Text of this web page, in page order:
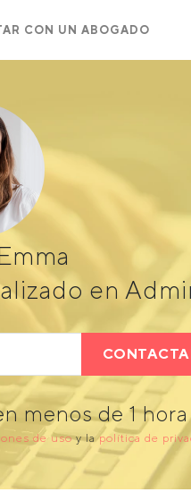
CON UN ABOGADO
en
menos de 1 hora
de usoy lapolítica de